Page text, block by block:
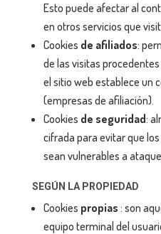
Esto puede afectar al
en otros servicios que
Cookies de afiliados:
de las visitas
el sitio web establece un
(empresas de afiliación).
Cookies de seguridad:
cifrada para evitar que
sean vulnerables a
SEGÚN LA PROPIEDAD
Cookies propias : son
equipo terminal del